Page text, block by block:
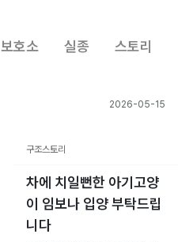
보호소 실종 스토리
2026-05-15
구조스토리
차에 치일뻔한 아기고양
이 임보나 입양 부탁드립
니다